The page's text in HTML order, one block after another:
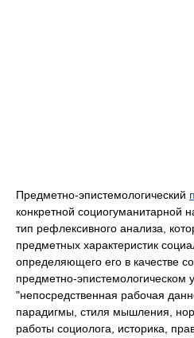
Предметно-эпистемологический
конкретной социогуманитарной
тип рефлексивного анализа,
предметных характеристик
определяющего его в качестве
предметно-эпистемологическом
"непосредственная рабочая
парадигмы, стиля мышления,
работы социолога, историка,